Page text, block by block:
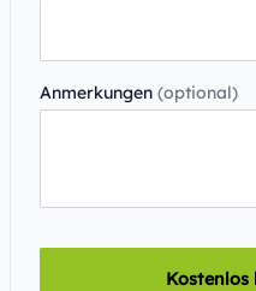
Anmerkungen (optional)
Kostenlos